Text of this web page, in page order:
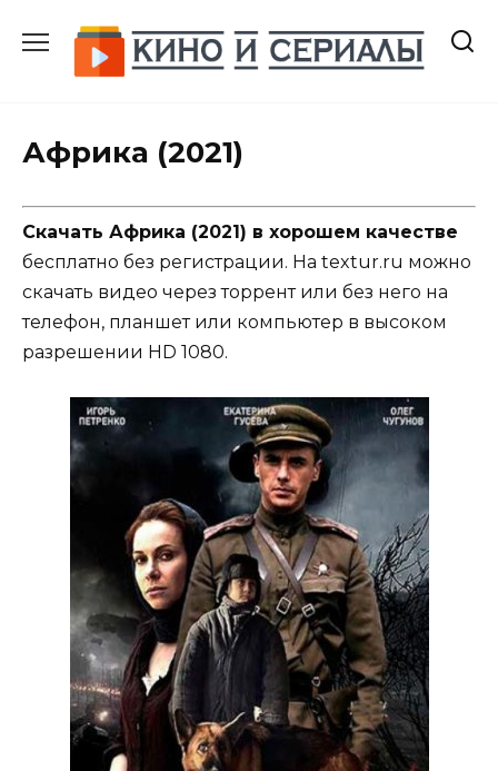
содержанию
Африка (2021)
Скачать Африка (2021) в хорошем качестве
бесплатно без регистрации. На textur.ru можно
скачать видео через торрент или без него на
телефон, планшет или компьютер в высоком
разрешении HD 1080.